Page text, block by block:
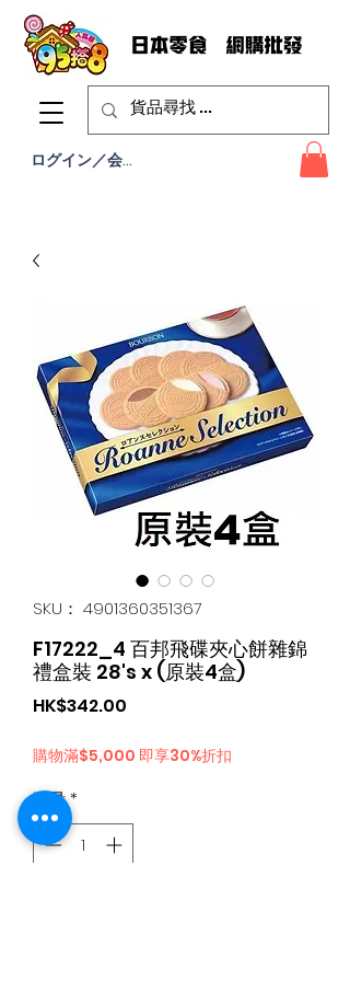
ログイン／会員登録
SKU： 4901360351367
F17222_4 百邦飛碟夾心餅雜錦
禮盒裝 28's x (原裝4盒)
HK$342.00
購物滿$5,000 即享30%折扣
数量*